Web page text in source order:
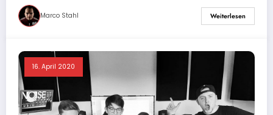
Marco Stahl Weiterlesen
16. April 2020